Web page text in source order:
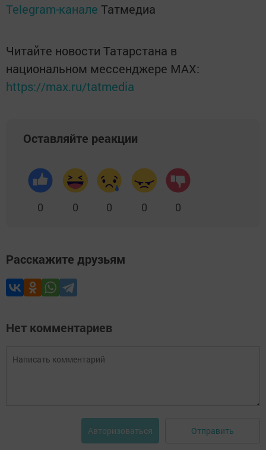
Telegram-канале Татмедиа
Читайте новости Татарстана в
национальном мессенджере MАХ:
https://max.ru/tatmedia
Оставляйте реакции
0 0 0 0 0
Расскажите друзьям
Нет комментариев
Авторизоваться Отправить